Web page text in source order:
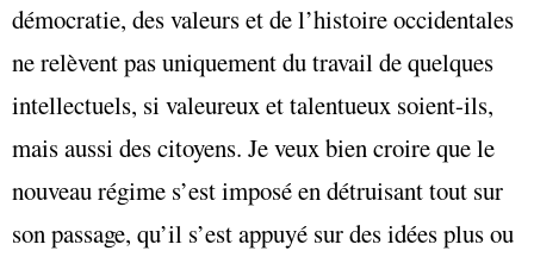
démocratie, des valeurs et de l’histoire occidentales
ne relèvent pas uniquement du travail de quelques
intellectuels, si valeureux et talentueux soient-ils,
mais aussi des citoyens. Je veux bien croire que le
nouveau régime s’est imposé en détruisant tout sur
son passage, qu’il s’est appuyé sur des idées plus ou